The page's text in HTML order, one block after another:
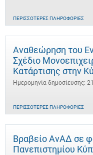
ΠΕΡΙΣΣΌΤΕΡΕΣ ΠΛΗΡΟΦΟΡΊΕΣ
Αναθεώρηση του
Σχέδιο
Κατάρτισης στην
Ημερομηνία δημοσίευσης:
ΠΕΡΙΣΣΌΤΕΡΕΣ ΠΛΗΡΟΦΟΡΊΕΣ
Βραβείο ΑνΑΔ σε
Πανεπιστημίου